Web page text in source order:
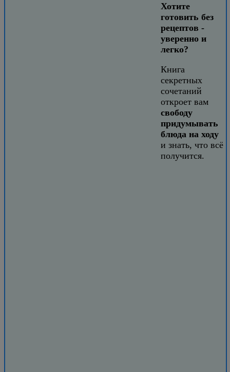
Хотите
готовить без
рецептов -
уверенно и
легко?
Книга
секретных
сочетаний
откроет вам
свободу
придумывать
блюда на ходу
и знать, что всё
получится.